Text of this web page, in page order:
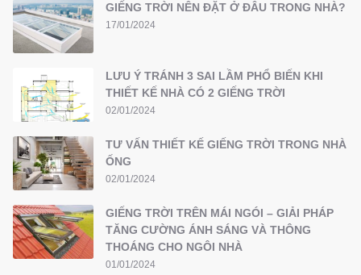
GIẾNG TRỜI NÊN ĐẶT Ở ĐÂU TRONG NHÀ?
17/01/2024
LƯU Ý TRÁNH 3 SAI LẦM PHỔ BIẾN KHI
THIẾT KẾ NHÀ CÓ 2 GIẾNG TRỜI
02/01/2024
TƯ VẤN THIẾT KẾ GIẾNG TRỜI TRONG NHÀ
ỐNG
02/01/2024
GIẾNG TRỜI TRÊN MÁI NGÓI – GIẢI PHÁP
TĂNG CƯỜNG ÁNH SÁNG VÀ THÔNG
THOÁNG CHO NGÔI NHÀ
01/01/2024